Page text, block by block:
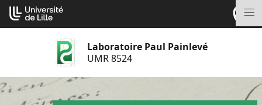
Aller
au
contenu
Laboratoire Paul Painlevé
UMR 8524
Cookies management panel